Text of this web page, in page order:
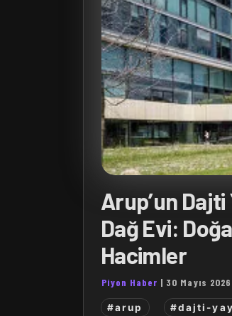
Arup’un Dajti
Dağ Evi:
Hacimler
Piyon Haber | 30 Mayıs 2026
#arup #dajti-